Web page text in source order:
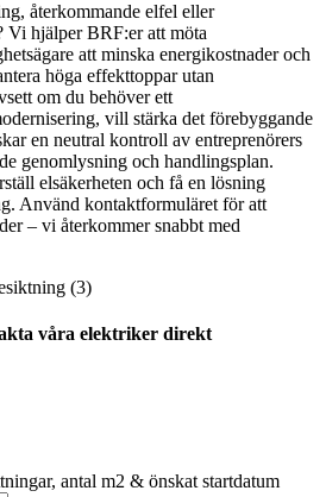
återkommande elfel eller
hjälper BRF:er att möta
att minska energikostnader och
höga effekttoppar utan
om du behöver ett
vill stärka det förebyggande
en neutral kontroll av entreprenörers
genomlysning och handlingsplan.
elsäkerheten och få en lösning
Använd kontaktformuläret för att
– vi återkommer snabbt med
våra elektriker direkt
antal m2 & önskat startdatum